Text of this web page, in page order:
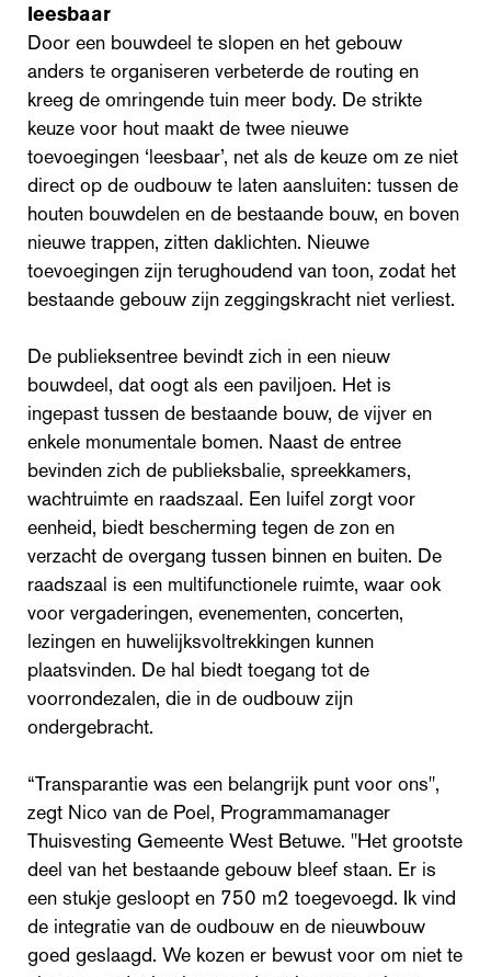
leesbaar
Door een bouwdeel te slopen en het gebouw
anders te organiseren verbeterde de routing en
kreeg de omringende tuin meer body. De strikte
keuze voor hout maakt de twee nieuwe
toevoegingen ‘leesbaar’, net als de keuze om ze niet
direct op de oudbouw te laten aansluiten: tussen de
houten bouwdelen en de bestaande bouw, en boven
nieuwe trappen, zitten daklichten. Nieuwe
toevoegingen zijn terughoudend van toon, zodat het
bestaande gebouw zijn zeggingskracht niet verliest.
De publieksentree bevindt zich in een nieuw
bouwdeel, dat oogt als een paviljoen. Het is
ingepast tussen de bestaande bouw, de vijver en
enkele monumentale bomen. Naast de entree
bevinden zich de publieksbalie, spreekkamers,
wachtruimte en raadszaal. Een luifel zorgt voor
eenheid, biedt bescherming tegen de zon en
verzacht de overgang tussen binnen en buiten. De
raadszaal is een multifunctionele ruimte, waar ook
voor vergaderingen, evenementen, concerten,
lezingen en huwelijksvoltrekkingen kunnen
plaatsvinden. De hal biedt toegang tot de
voorrondezalen, die in de oudbouw zijn
ondergebracht.
“Transparantie was een belangrijk punt voor ons",
zegt Nico van de Poel, Programmamanager
Thuisvesting Gemeente West Betuwe. "Het grootste
deel van het bestaande gebouw bleef staan. Er is
een stukje gesloopt en 750 m2 toegevoegd. Ik vind
de integratie van de oudbouw en de nieuwbouw
goed geslaagd. We kozen er bewust voor om niet te